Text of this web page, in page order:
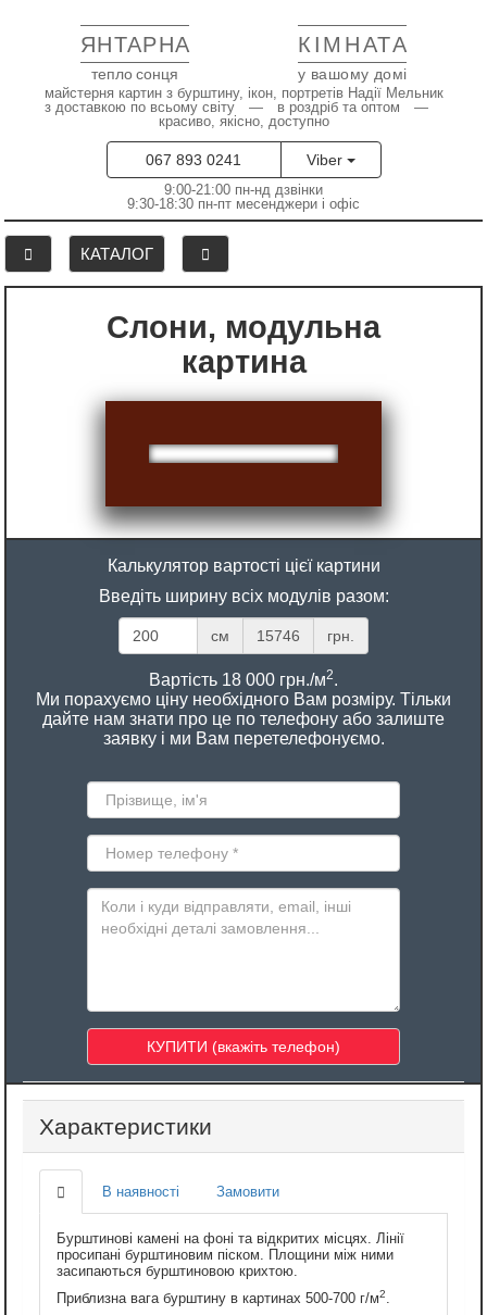
ЯНТАРНА КІМНАТА
тепло сонця у вашому домі
майстерня картин з бурштину, ікон, портретів Надії Мельник
з доставкою по всьому світу — в роздріб та оптом —
красиво, якісно, доступно
067 893 0241 Viber
9:00-21:00 пн-нд дзвінки
9:30-18:30 пн-пт месенджери і офіс
КАТАЛОГ
Слони, модульна
картина
Калькулятор вартості цієї картини
Введіть ширину всіх модулів разом:
см 15746 грн.
Вартість 18 000 грн./м2.
Ми порахуємо ціну необхідного Вам розміру. Тільки
дайте нам знати про це по телефону або залиште
заявку і ми Вам перетелефонуємо.
Характеристики
В наявності Замовити
Бурштинові камені на фоні та відкритих місцях. Лінії
просипані бурштиновим піском. Площини між ними
засипаються бурштиновою крихтою.
Приблизна вага бурштину в картинах 500-700 г/м2